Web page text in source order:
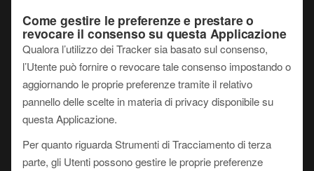
Come gestire le preferenze e prestare o
revocare il consenso su questa Applicazione
Qualora l’utilizzo dei Tracker sia basato sul consenso,
l’Utente può fornire o revocare tale consenso impostando o
aggiornando le proprie preferenze tramite il relativo
pannello delle scelte in materia di privacy disponibile su
questa Applicazione.
Per quanto riguarda Strumenti di Tracciamento di terza
parte, gli Utenti possono gestire le proprie preferenze